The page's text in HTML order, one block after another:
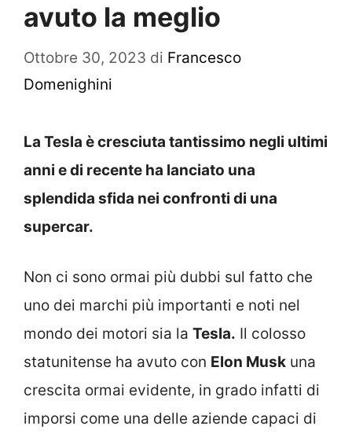
avuto la meglio
Ottobre 30, 2023 di Francesco
Domenighini
La Tesla è cresciuta tantissimo negli ultimi
anni e di recente ha lanciato una
splendida sfida nei confronti di una
supercar.
Non ci sono ormai più dubbi sul fatto che
uno dei marchi più importanti e noti nel
mondo dei motori sia la Tesla. Il colosso
statunitense ha avuto con Elon Musk una
crescita ormai evidente, in grado infatti di
imporsi come una delle aziende capaci di